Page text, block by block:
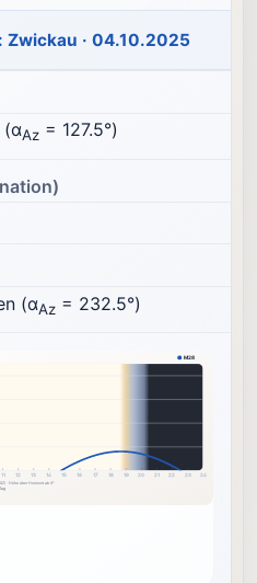
Zwickau · 04.10.2025
(αAz = 127.5°)
(αAz = 232.5°)
11 12 13 14 15 16 17 18 19 20 21 22 23 24
M28
Tag
· Höhe über Horizont ab 0°